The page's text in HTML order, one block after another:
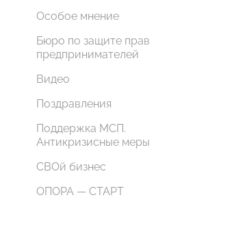
Особое мнение
Бюро по защите прав
предпринимателей
Видео
Поздравления
Поддержка МСП.
Антикризисные меры
СВОй бизнес
ОПОРА — СТАРТ